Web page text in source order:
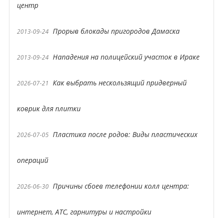
центр
2013-09-24 Прорыв блокады пригородов Дамаска
2013-09-24 Нападения на полицейский участок в Ираке
2026-07-21 Как выбрать нескользящий придверный
коврик для плитки
2026-07-05 Пластика после родов: Виды пластических
операций
2026-06-30 Причины сбоев телефонии колл центра:
интернет, АТС, гарнитуры и настройки